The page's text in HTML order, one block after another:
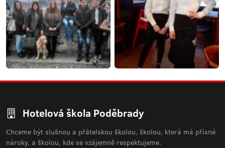
Hotelová škola Poděbrady
Chceme být slušnou a přátelskou školou, školou, která má přísné
nároky, a školou, kde se vzájemně respektujeme.